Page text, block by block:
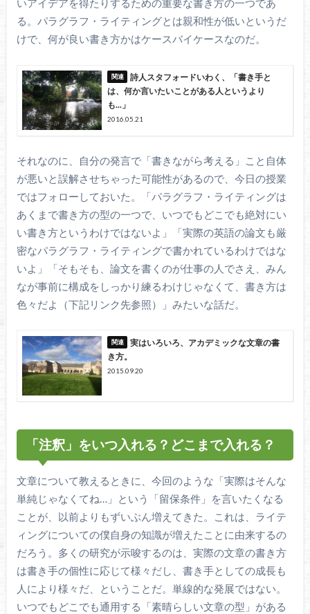
いアイデアを得たりするための重要な書き方の一つであ
る。パラグラフ・ライティングとは親和性が低いというだ
けで、何が良い書き方かはケースバイケースなのだ。
詩人スタフォードいわく、「書き手と
は、何か言いたいことがある人というより
も...」
2016.05.21
それなのに、自分の発言で「書きながら考える」こと自体
が悪いと誤解させちゃった可能性があるので、今日の授業
ではフォローしておいた。「パラグラフ・ライティングは
あくまで書き方の型の一つで、いつでもどこでも絶対にい
い書き方というわけではないよ」「実際の英語の論文も厳
密なパラグラフ・ライティングで書かれているわけではな
いよ」「そもそも、論文を書くのが仕事の人でさえ、みん
なが事前に構成をしっかり練るわけじゃなくて、書き方は
色々だよ（下記リンク先参照）」みたいな話だ。
実はいろいろ、アカデミックな文章の書
き方。
2015.09.20
「注釈」をいつ入れる？どこまで入れる？
文章について教えるときに、今回のような「実際はそんな
単純じゃなくてね…」という「留保条件」を言いたくなる
ことが、以前よりもずいぶん増えてきた。これは、ライテ
ィングについての僕自身の知識が増えたことに由来するの
だろう。多くの研究が示唆するのは、実際の文章の書き方
は書き手の個性に応じて様々だし、書き手としての成長も
人により様々だ、ということだ。単線的な発展ではない。
いつでもどこでも通用する「素晴らしい文章の型」がある